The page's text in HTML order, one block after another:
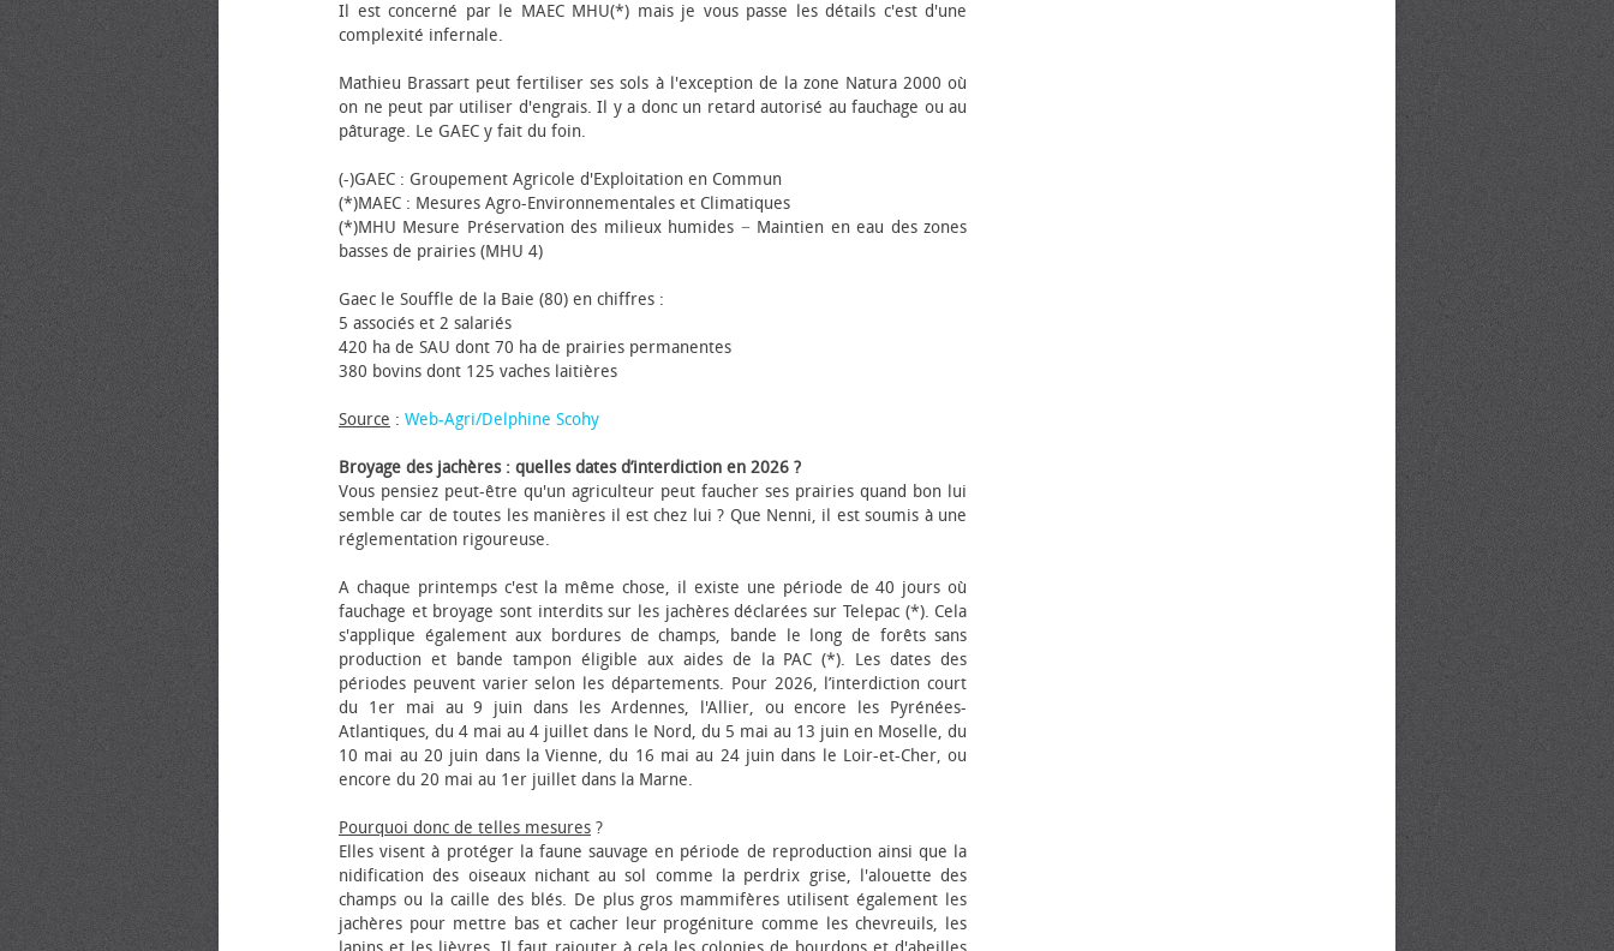
Il est concerné par le MAEC MHU(*) mais je vous passe les détails c'est d'une
complexité infernale.
Mathieu Brassart peut fertiliser ses sols à l'exception de la zone Natura 2000 où
on ne peut par utiliser d'engrais. Il y a donc un retard autorisé au fauchage ou au
pâturage. Le GAEC y fait du foin.
(-)GAEC : Groupement Agricole d'Exploitation en Commun
(*)MAEC : Mesures Agro-Environnementales et Climatiques
(*)MHU Mesure Préservation des milieux humides − Maintien en eau des zones
basses de prairies (MHU 4)
Gaec le Souffle de la Baie (80) en chiffres :
5 associés et 2 salariés
420 ha de SAU dont 70 ha de prairies permanentes
380 bovins dont 125 vaches laitières
Source : Web-Agri/Delphine Scohy
Broyage des jachères : quelles dates d’interdiction en 2026 ?
Vous pensiez peut-être qu'un agriculteur peut faucher ses prairies quand bon lui
semble car de toutes les manières il est chez lui ? Que Nenni, il est soumis à une
réglementation rigoureuse.
A chaque printemps c'est la même chose, il existe une période de 40 jours où
fauchage et broyage sont interdits sur les jachères déclarées sur Telepac (*). Cela
s'applique également aux bordures de champs, bande le long de forêts sans
production et bande tampon éligible aux aides de la PAC (*). Les dates des
périodes peuvent varier selon les départements. Pour 2026, l’interdiction court
du 1er mai au 9 juin dans les Ardennes, l'Allier, ou encore les Pyrénées-
Atlantiques, du 4 mai au 4 juillet dans le Nord, du 5 mai au 13 juin en Moselle, du
10 mai au 20 juin dans la Vienne, du 16 mai au 24 juin dans le Loir-et-Cher, ou
encore du 20 mai au 1er juillet dans la Marne.
Pourquoi donc de telles mesures ?
Elles visent à protéger la faune sauvage en période de reproduction ainsi que la
nidification des oiseaux nichant au sol comme la perdrix grise, l'alouette des
champs ou la caille des blés. De plus gros mammifères utilisent également les
jachères pour mettre bas et cacher leur progéniture comme les chevreuils, les